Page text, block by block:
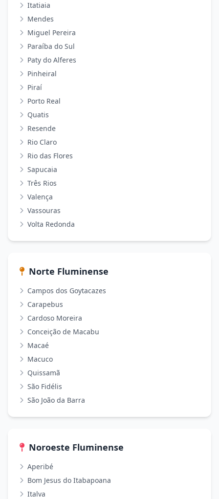
Itatiaia
Mendes
Miguel Pereira
Paraíba do Sul
Paty do Alferes
Pinheiral
Piraí
Porto Real
Quatis
Resende
Rio Claro
Rio das Flores
Sapucaia
Três Rios
Valença
Vassouras
Volta Redonda
Norte Fluminense
Campos dos Goytacazes
Carapebus
Cardoso Moreira
Conceição de Macabu
Macaé
Macuco
Quissamã
São Fidélis
São João da Barra
Noroeste Fluminense
Aperibé
Bom Jesus do Itabapoana
Italva